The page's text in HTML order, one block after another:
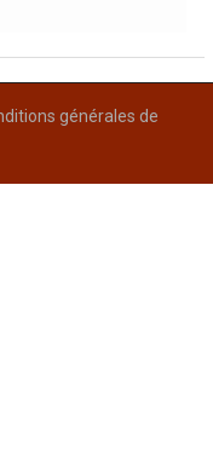
générales de